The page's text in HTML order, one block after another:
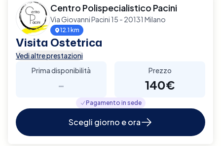
Centro Polispecialistico Pacini
Via Giovanni Pacini 15 - 20131 Milano
12.1 km
Visita Ostetrica
Vedi altre prestazioni
Prima disponibilità
-
Prezzo
140€
Pagamento in sede
Scegli giorno e ora